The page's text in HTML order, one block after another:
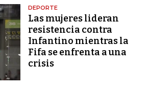
DEPORTE
Las mujeres lideran
resistencia contra
Infantino mientras la
Fifa se enfrenta a una
crisis